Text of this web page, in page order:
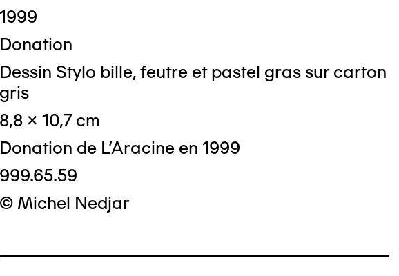
1999
Donation
Dessin Stylo bille, feutre et pastel gras sur carton
gris
8,8 x 10,7 cm
Donation de L'Aracine en 1999
999.65.59
© Michel Nedjar